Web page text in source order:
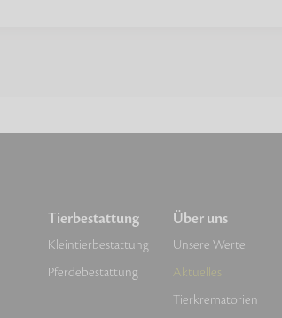
Tierbestattung
Kleintierbestattung
Pferdebestattung
Über uns
Unsere Werte
Aktuelles
Tierkrematorien